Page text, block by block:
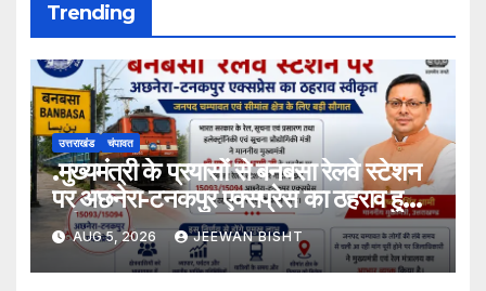
Trending
उत्तराखंड चंपावत
.मुख्यमंत्री के प्रयासों से बनबसा रेलवे स्टेशन
पर अछनेरा-टनकपुर एक्सप्रेस का ठहराव हुआ
स्वीकृत
AUG 5, 2026 JEEWAN BISHT